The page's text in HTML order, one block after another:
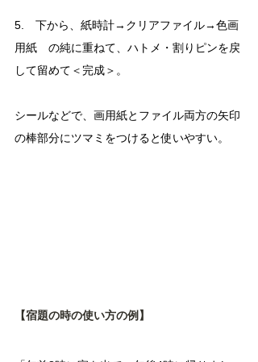
5.　下から、紙時計→クリアファイル→色画
用紙　の純に重ねて、ハトメ・割りピンを戻
して留めて＜完成＞。
シールなどで、画用紙とファイル両方の矢印
の棒部分にツマミをつけると使いやすい。
【宿題の時の使い方の例】